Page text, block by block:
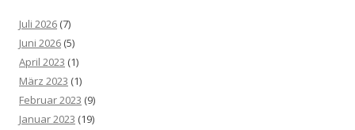
Juli 2026 (7)
Juni 2026 (5)
April 2023 (1)
März 2023 (1)
Februar 2023 (9)
Januar 2023 (19)